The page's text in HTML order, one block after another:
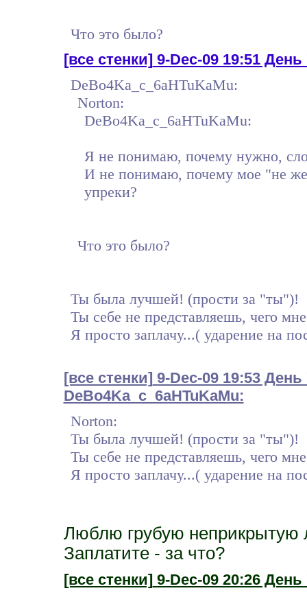
Что это было?
[все стенки]9-Dec-09 19:51 День
DeBo4Ka_c_6aHTuKaMu:
Norton:
DeBo4Ka_c_6aHTuKaMu:
Я не понимаю, почему нужно,
И не понимаю, почему мое "не
упреки?
Что это было?
Ты была лучшей! (прости за "ты")!
Ты себе не представляешь, чего
Я просто заплачу...( ударение на
[все стенки] 9-Dec-09 19:53
DeBo4Ka_c_6aHTuKaMu:
Norton:
Ты была лучшей! (прости за "ты")!
Ты себе не представляешь, чего
Я просто заплачу...( ударение на
Люблю грубую неприкрытую
Заплатите - за что?
[все стенки]9-Dec-09 20:26 День